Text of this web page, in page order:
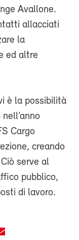
Avallone.
allacciati
la
ed altre
è la possibilità
Cargo
creando
serve al
pubblico,
di lavoro.